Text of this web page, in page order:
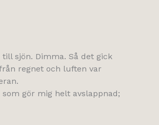
sjön. Dimma. Så det gick
regnet och luften var
gör mig helt avslappnad;